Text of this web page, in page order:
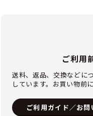
ご利用
送料、返品、交換などに
しています。お買い物前
ご利用ガイド／お問